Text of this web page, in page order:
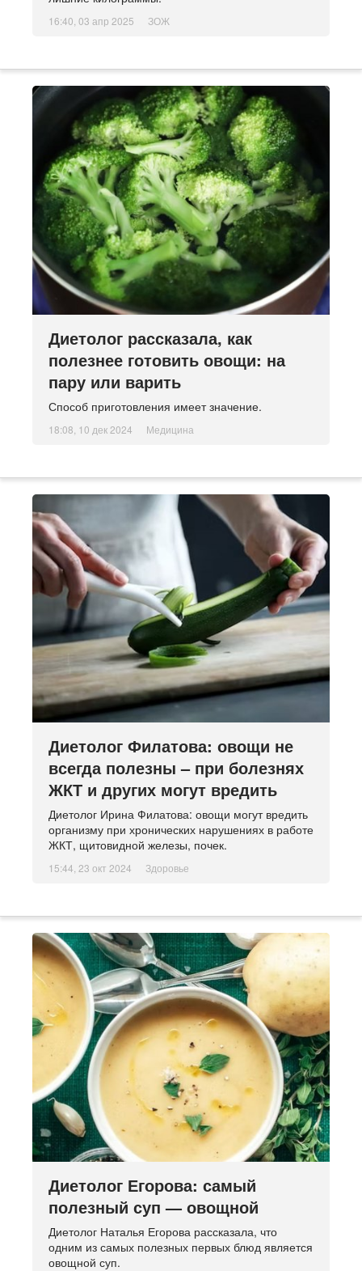
16:40, 03 апр 2025 ЗОЖ
Диетолог рассказала, как
полезнее готовить овощи: на
пару или варить
Способ приготовления имеет значение.
18:08, 10 дек 2024 Медицина
Диетолог Филатова: овощи не
всегда полезны – при болезнях
ЖКТ и других могут вредить
Диетолог Ирина Филатова: овощи могут вредить
организму при хронических нарушениях в работе
ЖКТ, щитовидной железы, почек.
15:44, 23 окт 2024 Здоровье
Диетолог Егорова: самый
полезный суп — овощной
Диетолог Наталья Егорова рассказала, что
одним из самых полезных первых блюд является
овощной суп.